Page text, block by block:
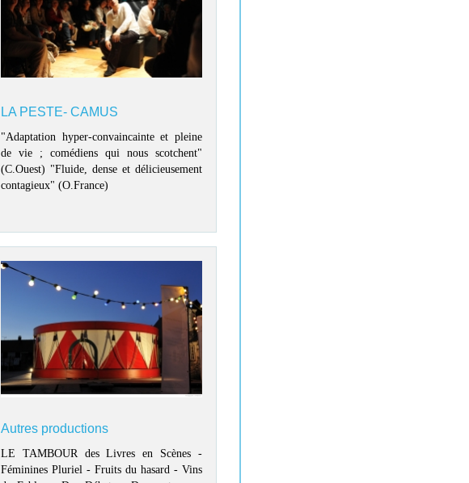
LA PESTE- CAMUS
"Adaptation hyper-convaincainte et pleine
de vie ; comédiens qui nous scotchent"
(C.Ouest) "Fluide, dense et délicieusement
contagieux" (O.France)
Autres productions
LE TAMBOUR des Livres en Scènes -
Féminines Pluriel - Fruits du hasard - Vins